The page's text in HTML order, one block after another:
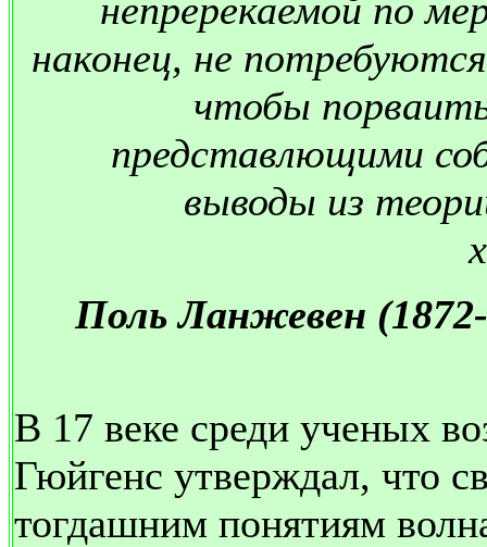
непререкаемой по
наконец, не
чтобы
представлющими
выводы из
Поль Ланжевен
В 17 веке среди ученых
Гюйгенс утверждал, что
тогдашним понятиям